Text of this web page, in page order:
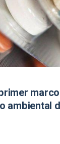
ambiental